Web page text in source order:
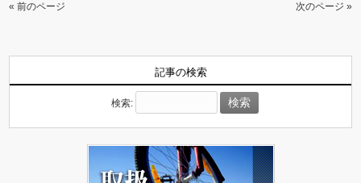
« 前のページ 次のページ »
記事の検索
検索: